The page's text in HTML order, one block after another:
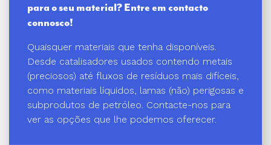
para o seu material? Entre em contacto
connosco!
Quaisquer materiais que tenha disponíveis.
Desde catalisadores usados contendo metais
(preciosos) até fluxos de resíduos mais difíceis,
como materiais líquidos, lamas (não) perigosas e
subprodutos de petróleo. Contacte-nos para
ver as opções que lhe podemos oferecer.